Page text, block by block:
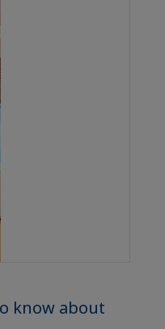
know about